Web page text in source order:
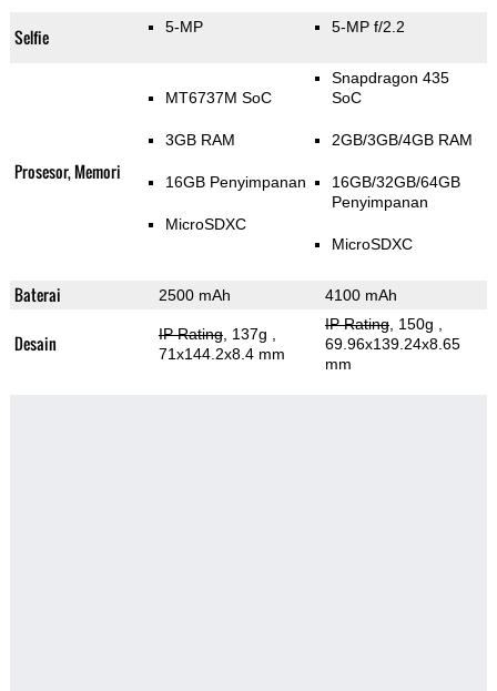
Selfie 5-MP 5-MP f/2.2
Prosesor, Memori
MT6737M SoC
3GB RAM
16GB Penyimpanan
MicroSDXC
Snapdragon 435
SoC
2GB/3GB/4GB RAM
16GB/32GB/64GB
Penyimpanan
MicroSDXC
Baterai 2500 mAh 4100 mAh
Desain IP Rating, 137g
71x144.2x8.4 mm
IP Rating, 150g
69.96x139.24x8.65
mm